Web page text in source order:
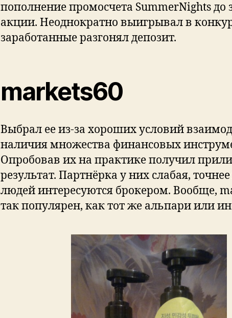
пополнение промосчета SummerNights до
акции. Неоднократно выигрывал в
заработанные разгонял депозит.
markets60
Выбрал ее из-за хороших условий
наличия множества финансовых
Опробовав их на практике получил
результат. Партнёрка у них слабая,
людей интересуются брокером. Вообще,
так популярен, как тот же альпари или